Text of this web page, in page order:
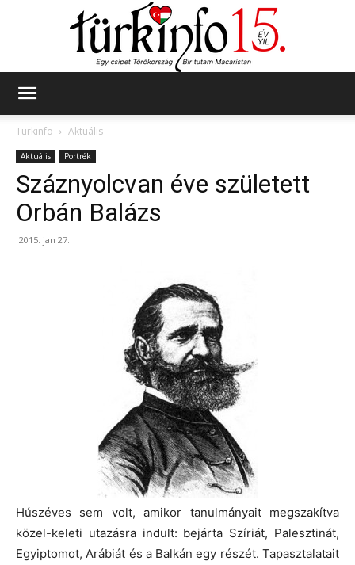
Türkinfo
Aktuális
Aktuális Portrék
Száznyolcvan éve született
Orbán Balázs
2015. jan 27.
Húszéves sem volt, amikor tanulmányait megszakítva
közel-keleti utazásra indult: bejárta Szíriát, Palesztinát,
Egyiptomot, Arábiát és a Balkán egy részét. Tapasztalatait